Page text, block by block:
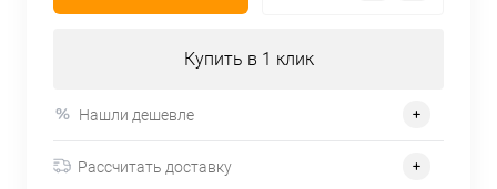
Купить в 1 клик
Нашли дешевле
Рассчитать доставку